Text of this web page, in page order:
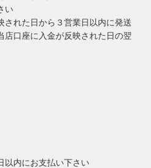
だわるのは、旧き良きアメリカ
厚感やゴージャスさ。それでい
さを追求したヴィンテージスタ
ます。
ます。
い
された日から３営業日以内に発送
店口座に入金が反映された日の翌
以内にお支払い下さい